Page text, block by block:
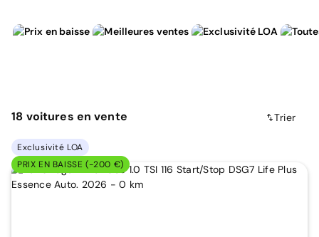
18 voitures en vente Trier
Exclusivité LOA
PRIX EN BAISSE (-200 €)